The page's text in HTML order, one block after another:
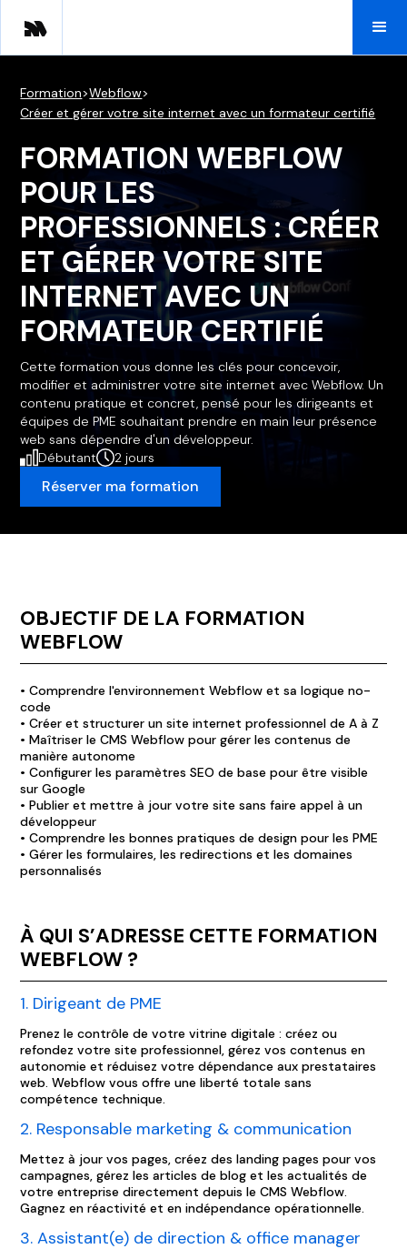
Formation>Webflow>
Créer et gérer votre site internet avec un formateur certifié
FORMATION WEBFLOW
POUR LES
PROFESSIONNELS : CRÉER
ET GÉRER VOTRE SITE
INTERNET AVEC UN
FORMATEUR CERTIFIÉ
Cette formation vous donne les clés pour concevoir,
modifier et administrer votre site internet avec Webflow. Un
contenu pratique et concret, pensé pour les dirigeants et
équipes de PME souhaitant prendre en main leur présence
web sans dépendre d'un développeur.
Débutant
2 jours
Réserver ma formation
OBJECTIF DE LA FORMATION
WEBFLOW
• Comprendre l'environnement Webflow et sa logique no-
code
• Créer et structurer un site internet professionnel de A à Z
• Maîtriser le CMS Webflow pour gérer les contenus de
manière autonome
• Configurer les paramètres SEO de base pour être visible
sur Google
• Publier et mettre à jour votre site sans faire appel à un
développeur
• Comprendre les bonnes pratiques de design pour les PME
• Gérer les formulaires, les redirections et les domaines
personnalisés
À QUI S’ADRESSE CETTE FORMATION
WEBFLOW ?
1. Dirigeant de PME
Prenez le contrôle de votre vitrine digitale : créez ou
refondez votre site professionnel, gérez vos contenus en
autonomie et réduisez votre dépendance aux prestataires
web. Webflow vous offre une liberté totale sans
compétence technique.
2. Responsable marketing & communication
Mettez à jour vos pages, créez des landing pages pour vos
campagnes, gérez les articles de blog et les actualités de
votre entreprise directement depuis le CMS Webflow.
Gagnez en réactivité et en indépendance opérationnelle.
3. Assistant(e) de direction & office manager